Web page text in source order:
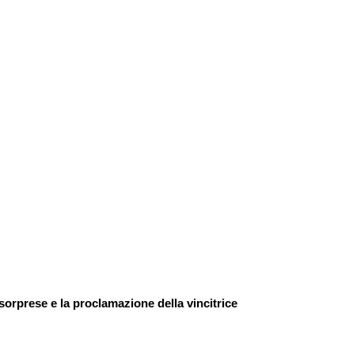
e la proclamazione della vincitrice